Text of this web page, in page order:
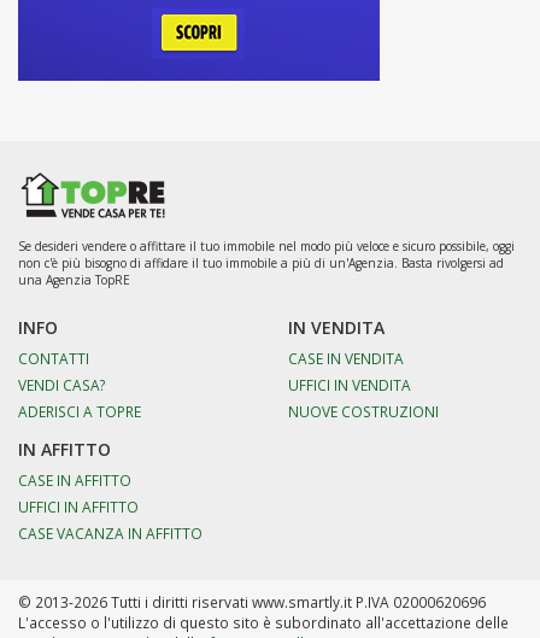
Se desideri vendere o affittare il tuo immobile nel modo più veloce e sicuro possibile, oggi
non c'è più bisogno di affidare il tuo immobile a più di un'Agenzia. Basta rivolgersi ad
una Agenzia TopRE
INFO
CONTATTI
VENDI CASA?
ADERISCI A TOPRE
IN VENDITA
CASE IN VENDITA
UFFICI IN VENDITA
NUOVE COSTRUZIONI
IN AFFITTO
CASE IN AFFITTO
UFFICI IN AFFITTO
CASE VACANZA IN AFFITTO
© 2013-2026 Tutti i diritti riservati www.smartly.it P.IVA 02000620696
L'accesso o l'utilizzo di questo sito è subordinato all'accettazione delle